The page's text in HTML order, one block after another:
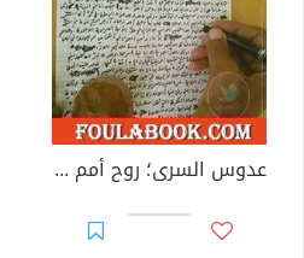
عدوس السرى؛ روح أمم في نزيف ذاكرة - الجزء الثالث